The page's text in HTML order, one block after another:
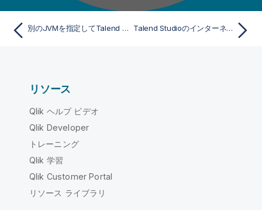
別のJVMを指定してTalend Studioを起動 Talend Studioのインターネットアクセスを無効化
リソース
Qlik ヘルプ ビデオ
Qlik Developer
トレーニング
Qlik 学習
Qlik Customer Portal
リソース ライブラリ